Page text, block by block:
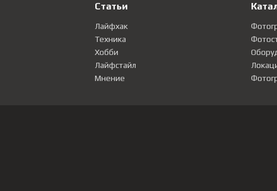
Статьи
Лайфхак
Техника
Хобби
Лайфстайл
Мнение